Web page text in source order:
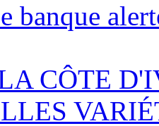
banque
CÔTE